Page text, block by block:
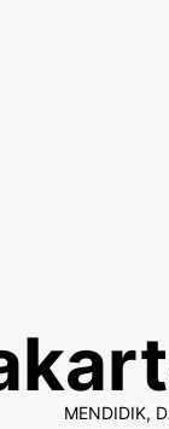
content
MENDIDIK,